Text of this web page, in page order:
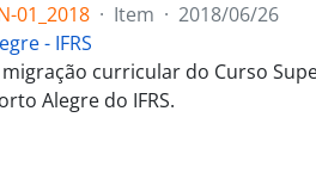
01_2018 · Item · 2018/06/26
- IFRS
curricular do Curso
Alegre do IFRS.